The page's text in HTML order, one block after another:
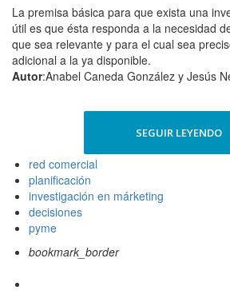
La premisa básica para que exista una
útil es que ésta responda a la necesidad
que sea relevante y para el cual sea
adicional a la ya disponible.
Autor:Anabel Caneda González y Jesús
SEGUIR LEYENDO
red comercial
planificación
investigación en márketing
decisiones
pyme
bookmark_border